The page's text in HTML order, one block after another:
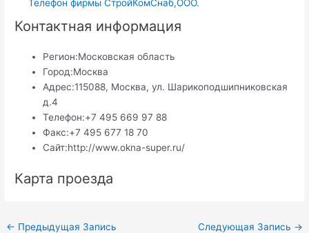
Телефон фирмы СтройКомСнаб,ООО.
Контактная информация
Регион:Московская область
Город:Москва
Адрес:115088, Москва, ул. Шарикоподшипниковская
д.4
Телефон:+7 495 669 97 88
Факс:+7 495 677 18 70
Сайт:http://www.okna-super.ru/
Карта проезда
Навигация
← Предыдущая Запись Следующая Запись →